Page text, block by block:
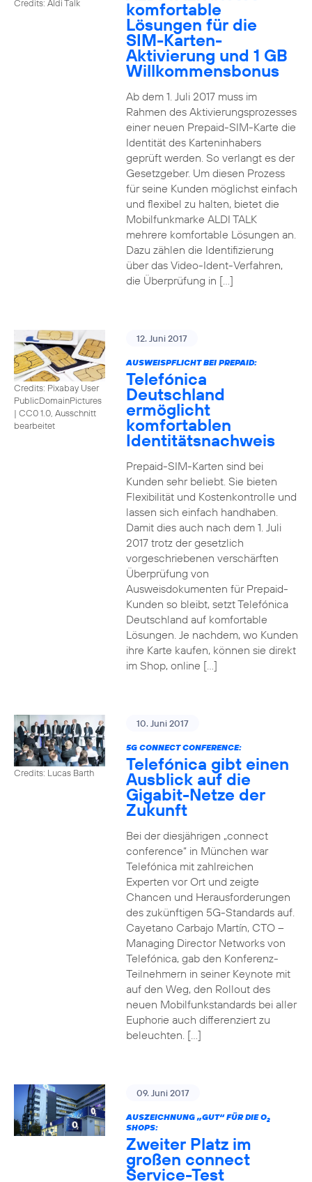
Credits: Aldi Talk komfortable
Lösungen für die
SIM-Karten-
Aktivierung und 1 GB
Willkommensbonus
Ab dem 1. Juli 2017 muss im
Rahmen des Aktivierungsprozesses
einer neuen Prepaid-SIM-Karte die
Identität des Karteninhabers
geprüft werden. So verlangt es der
Gesetzgeber. Um diesen Prozess
für seine Kunden möglichst einfach
und flexibel zu halten, bietet die
Mobilfunkmarke ALDI TALK
mehrere komfortable Lösungen an.
Dazu zählen die Identifizierung
über das Video-Ident-Verfahren,
die Überprüfung in […]
Credits: Pixabay User
PublicDomainPictures
| CC0 1.0, Ausschnitt
bearbeitet
12. Juni 2017
AUSWEISPFLICHT BEI PREPAID:
Telefónica
Deutschland
ermöglicht
komfortablen
Identitätsnachweis
Prepaid-SIM-Karten sind bei
Kunden sehr beliebt. Sie bieten
Flexibilität und Kostenkontrolle und
lassen sich einfach handhaben.
Damit dies auch nach dem 1. Juli
2017 trotz der gesetzlich
vorgeschriebenen verschärften
Überprüfung von
Ausweisdokumenten für Prepaid-
Kunden so bleibt, setzt Telefónica
Deutschland auf komfortable
Lösungen. Je nachdem, wo Kunden
ihre Karte kaufen, können sie direkt
im Shop, online […]
Credits: Lucas Barth
10. Juni 2017
5G CONNECT CONFERENCE:
Telefónica gibt einen
Ausblick auf die
Gigabit-Netze der
Zukunft
Bei der diesjährigen „connect
conference“ in München war
Telefónica mit zahlreichen
Experten vor Ort und zeigte
Chancen und Herausforderungen
des zukünftigen 5G-Standards auf.
Cayetano Carbajo Martín, CTO –
Managing Director Networks von
Telefónica, gab den Konferenz-
Teilnehmern in seiner Keynote mit
auf den Weg, den Rollout des
neuen Mobilfunkstandards bei aller
Euphorie auch differenziert zu
beleuchten. […]
09. Juni 2017
AUSZEICHNUNG „GUT“ FÜR DIE O2
SHOPS:
Zweiter Platz im
großen connect
Service-Test